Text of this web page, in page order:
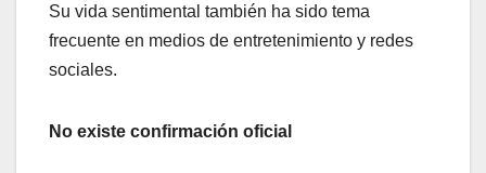
Su vida sentimental también ha sido tema
frecuente en medios de entretenimiento y redes
sociales.
No existe confirmación oficial